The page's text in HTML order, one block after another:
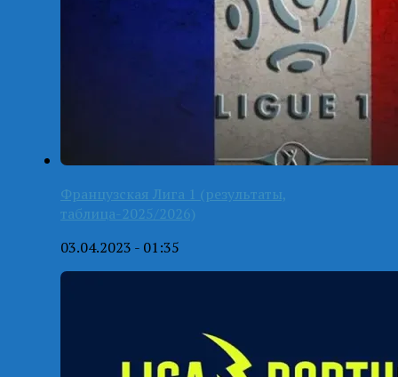
Французская Лига 1 (результаты,
таблица-2025/2026)
03.04.2023 - 01:35